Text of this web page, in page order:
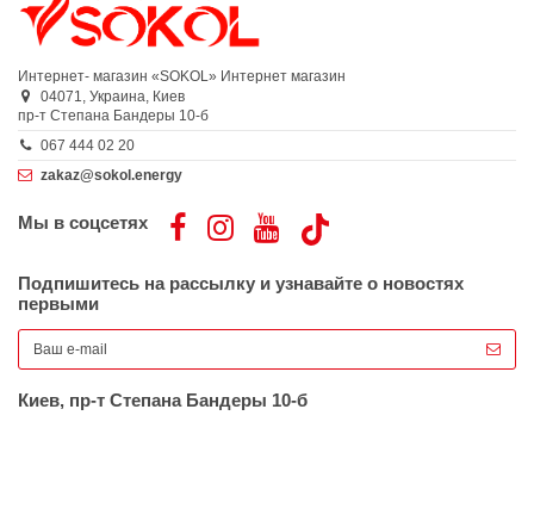
Интернет- магазин «SOKOL» Интернет магазин
04071, Украина, Киев
пр-т Степана Бандеры 10-б
067 444 02 20
zakaz@sokol.energy
Мы в соцсетях
Подпишитесь на рассылку и узнавайте о новостях
первыми
Киев, пр-т Степана Бандеры 10-б